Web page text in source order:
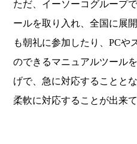
ただ、イーソーコグループ
ールを取り入れ、全国に展
も朝礼に参加したり、PCや
のできるマニュアルツール
げで、急に対応することと
柔軟に対応することが出来て